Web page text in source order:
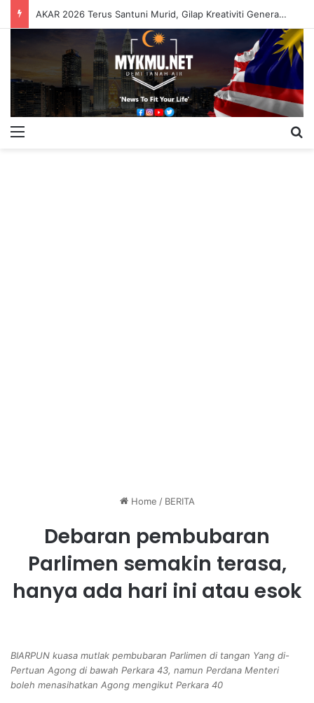
AKAR 2026 Terus Santuni Murid, Gilap Kreativiti Generasi Muda
Home / BERITA
Debaran pembubaran
Parlimen semakin terasa,
hanya ada hari ini atau esok
BIARPUN kuasa mutlak pembubaran Parlimen di tangan Yang di-
Pertuan Agong di bawah Perkara 43, namun Perdana Menteri
boleh menasihatkan Agong mengikut Perkara 40